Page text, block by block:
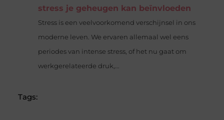
stress je geheugen kan beïnvloeden
Stress is een veelvoorkomend verschijnsel in ons
moderne leven. We ervaren allemaal wel eens
periodes van intense stress, of het nu gaat om
werkgerelateerde druk,...
Tags: